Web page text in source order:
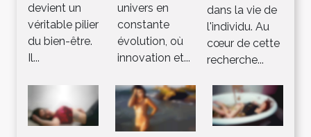
devient un
véritable pilier
du bien-être.
Il...
univers en
constante
évolution, où
innovation et...
dans la vie de
l'individu. Au
cœur de cette
recherche...